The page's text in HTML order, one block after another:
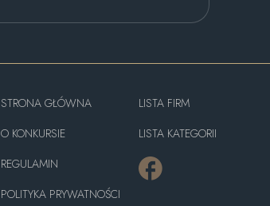
STRONA GŁÓWNA
O KONKURSIE
REGULAMIN
POLITYKA PRYWATNOŚCI
LISTA FIRM
LISTA KATEGORII